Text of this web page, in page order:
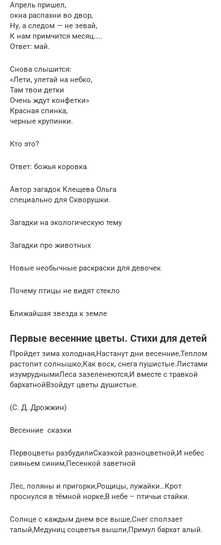
Апрель пришел,
окна распахни во двор,
Ну, а следом — не зевай,
К нам примчится месяц…..
Ответ: май.
Снова слышится:
«Лети, улетай на небко,
Там твои детки
Очень ждут конфетки»
Красная спинка,
черные крупинки.
Кто это?
Ответ: божья коровка
Автор загадок Клещева Ольга
специально для Скворушки.
Загадки на экологическую тему
Загадки про животных
Новые необычные раскраски для девочек
Почему птицы не видят стекло
Ближайшая звезда к земле
Первые весенние цветы. Стихи для детей
Пройдет зима холодная,Настанут дни весенние,Теплом
растопит солнышко,Как воск, снега пушистые.Листами
изумруднымиЛеса зазеленеются,И вместе с травкой
бархатнойВзойдут цветы душистые.
(С. Д. Дрожжин)
Весенние сказки
Первоцветы разбудилиСказкой разноцветной,И небес
сияньем синим,Песенкой заветной
Лес, поляны и пригорки,Рощицы, лужайки…Крот
проснулся в тёмной норке,В небе – птичьи стайки.
Солнце с каждым днем все выше,Снег сползает
талый,Медуниц соцветья вышли,Примул бархат алый.